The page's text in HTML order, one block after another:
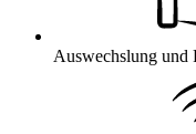
Auswechslung und